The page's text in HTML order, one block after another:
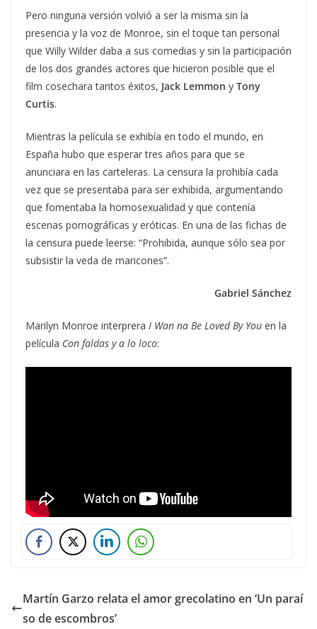
Pero ninguna versión volvió a ser la misma sin la
presencia y la voz de Monroe, sin el toque tan personal
que Willy Wilder daba a sus comedias y sin la participación
de los dos grandes actores que hicieron posible que el
film cosechara tantos éxitos, Jack Lemmon y Tony
Curtis.
Mientras la película se exhibía en todo el mundo, en
España hubo que esperar tres años para que se
anunciara en las carteleras. La censura la prohibía cada
vez que se presentaba para ser exhibida, argumentando
que fomentaba la homosexualidad y que contenía
escenas pornográficas y eróticas. En una de las fichas de
la censura puede leerse: “Prohibida, aunque sólo sea por
subsistir la veda de maricones”.
Gabriel Sánchez
Marilyn Monroe interprera I Wan na Be Loved By You en la
película Con faldas y a lo loco:
Martín Garzo relata el amor grecolatino en ‘Un paraí
so de escombros’